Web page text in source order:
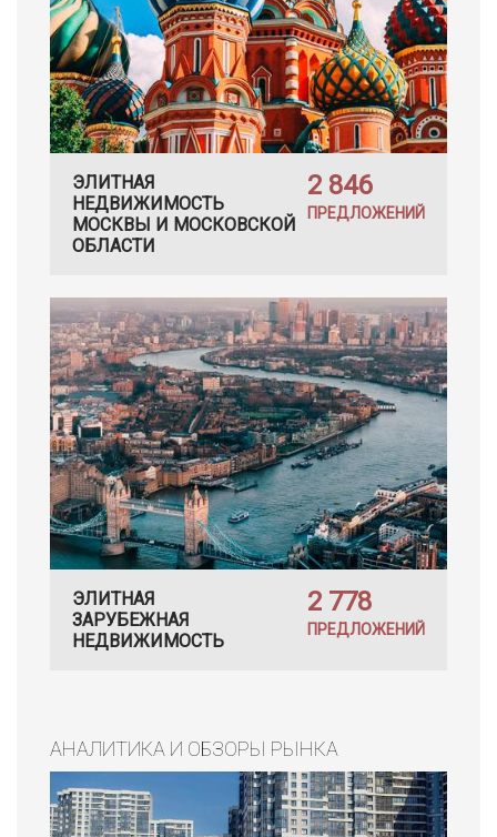
ЭЛИТНАЯ
НЕДВИЖИМОСТЬ
МОСКВЫ И МОСКОВСКОЙ
ОБЛАСТИ
2 846
ПРЕДЛОЖЕНИЙ
ЭЛИТНАЯ
ЗАРУБЕЖНАЯ
НЕДВИЖИМОСТЬ
2 778
ПРЕДЛОЖЕНИЙ
АНАЛИТИКА И ОБЗОРЫ РЫНКА